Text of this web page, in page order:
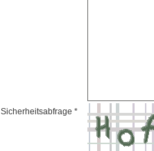
Sicherheitsabfrage *